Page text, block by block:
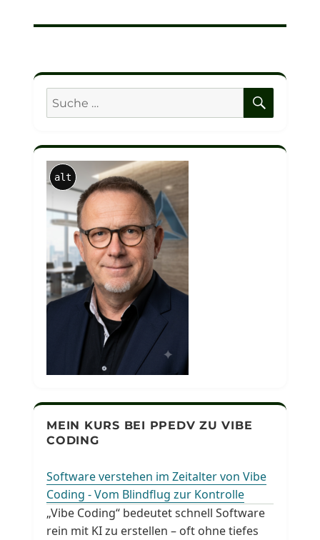
Suche
nach:
alt
MEIN KURS BEI PPEDV ZU VIBE
CODING
Software verstehen im Zeitalter von Vibe
Coding - Vom Blindflug zur Kontrolle
„Vibe Coding“ bedeutet schnell Software
rein mit KI zu erstellen – oft ohne tiefes